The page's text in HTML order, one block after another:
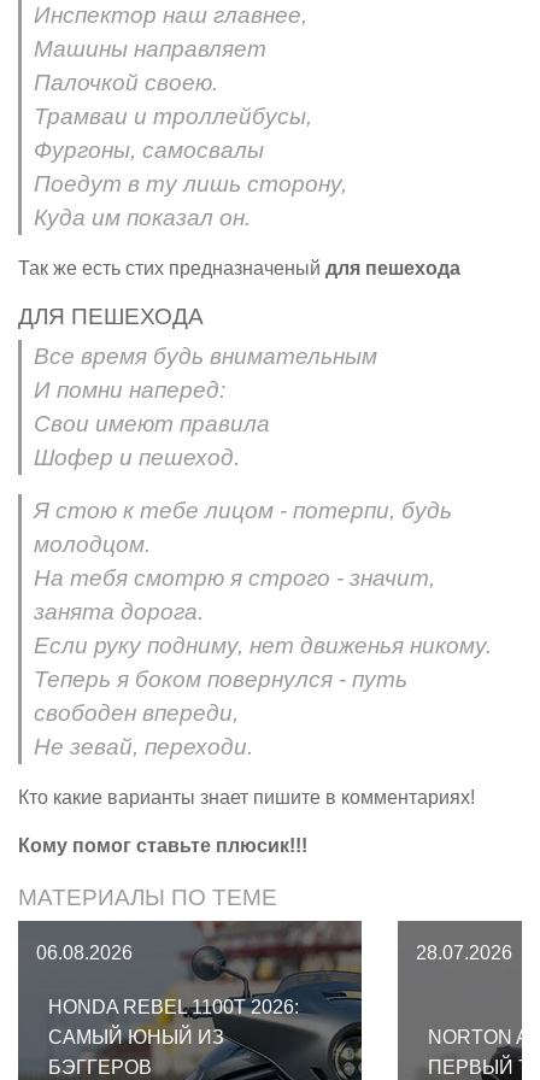
Инспектор наш главнее,
Машины направляет
Палочкой своею.
Трамваи и троллейбусы,
Фургоны, самосвалы
Поедут в ту лишь сторону,
Куда им показал он.
Так же есть стих предназначеный для пешехода
ДЛЯ ПЕШЕХОДА
Все время будь внимательным
И помни наперед:
Свои имеют правила
Шофер и пешеход.
Я стою к тебе лицом - потерпи, будь
молодцом.
На тебя смотрю я строго - значит,
занята дорога.
Если руку подниму, нет движенья никому.
Теперь я боком повернулся - путь
свободен впереди,
Не зевай, переходи.
Кто какие варианты знает пишите в комментариях!
Кому помог ставьте плюсик!!!
МАТЕРИАЛЫ ПО ТЕМЕ
06.08.2026
HONDA REBEL 1100T 2026:
САМЫЙ ЮНЫЙ ИЗ
БЭГГЕРОВ
28.07.2026
NORTON
ПЕРВЫЙ